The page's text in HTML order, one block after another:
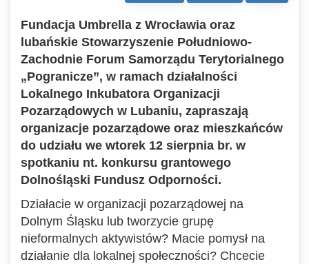
Fundacja Umbrella z Wrocławia oraz
lubańskie Stowarzyszenie Południowo-
Zachodnie Forum Samorządu Terytorialnego
„Pogranicze”, w ramach działalności
Lokalnego Inkubatora Organizacji
Pozarządowych w Lubaniu, zapraszają
organizacje pozarządowe oraz mieszkańców
do udziału we wtorek 12 sierpnia br. w
spotkaniu nt. konkursu grantowego
Dolnośląski Fundusz Odporności.
Działacie w organizacji pozarządowej na
Dolnym Śląsku lub tworzycie grupę
nieformalnych aktywistów? Macie pomysł na
działanie dla lokalnej społeczności? Chcecie